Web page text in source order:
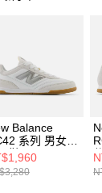
Balance
系列 男女
鞋
D
D